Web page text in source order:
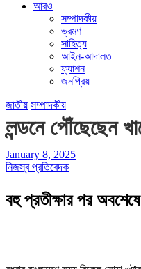
আরও
সম্পাদকীয়
ভ্রমণ
সাহিত্য
আইন-আদালত
ফ্যাশন
জনপ্রিয়
জাতীয় সম্পাদকীয়
লন্ডনে পৌঁছেছেন
January 8, 2025
নিজস্ব প্রতিবেদক
বহু প্রতীক্ষার পর